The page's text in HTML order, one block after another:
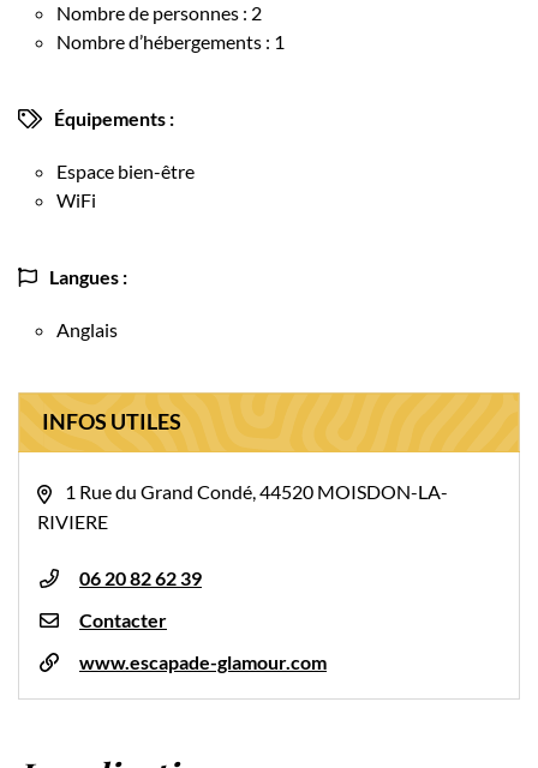
Nombre de personnes : 2
Nombre d’hébergements : 1
Équipements :
Espace bien-être
WiFi
Langues :
Anglais
INFOS UTILES
1 Rue du Grand Condé, 44520 MOISDON-LA-
RIVIERE
06 20 82 62 39
Contacter
www.escapade-glamour.com